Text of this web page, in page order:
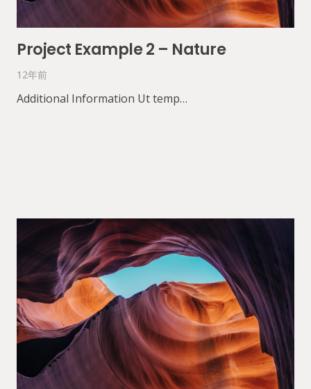
Project Example 2 – Nature
12年前
Additional Information Ut temp…